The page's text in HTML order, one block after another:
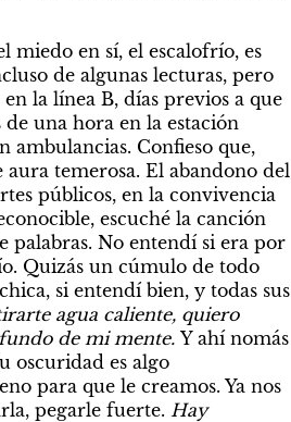
miedo en sí, el escalofrío, es
de algunas lecturas, pero
la línea B, días previos a que
una hora en la estación
ambulancias. Confieso que,
temerosa. El abandono del
públicos, en la convivencia
escuché la canción
No entendí si era por
Quizás un cúmulo de todo
si entendí bien, y todas sus
agua caliente, quiero
de mi mente. Y ahí nomás
oscuridad es algo
para que le creamos. Ya nos
pegarle fuerte. Hay